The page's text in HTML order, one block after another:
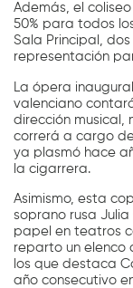
Además, el
50% para todos
Sala Principal,
representación
La ópera
valenciano
dirección musical,
correrá a cargo
ya plasmó hace
la cigarrera.
Asimismo, esta
soprano rusa
papel en teatros
reparto un elenco
los que destaca
año consecutivo